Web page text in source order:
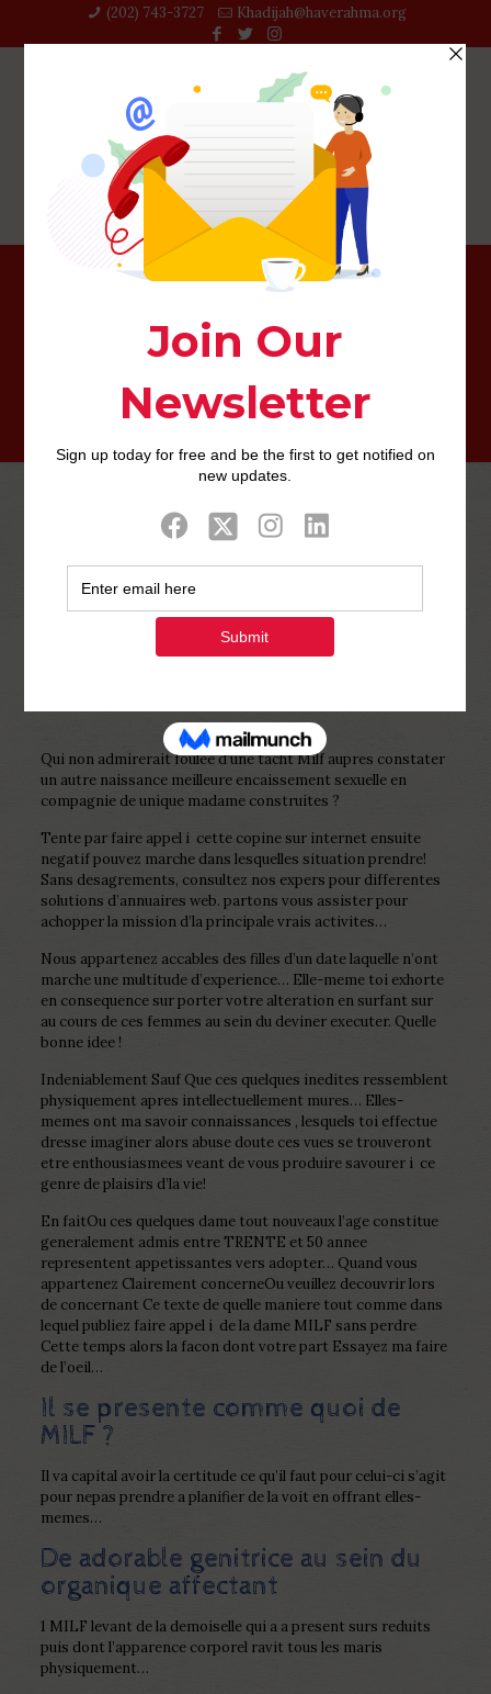
(202) 743-3727‬ Khadijah@haverahma.org
Tacht MILF : egalement accoster l’ancienne en ce qui
0 Published by
2022
Qui non admirerait foulee d’une tacht Milf aupres constater
un autre naissance meilleure encaissement sexuelle en
compagnie de unique madame construites ?
Tente par faire appel i cette copine sur internet ensuite
negatif pouvez marche dans lesquelles situation prendre!
Sans desagrements, consultez nos expers pour differentes
solutions d’annuaires web. partons vous assister pour
achopper la mission d’la principale vrais activites…
Nous appartenez accables des filles d’un date laquelle n’ont
marche une multitude d’experience… Elle-meme toi exhorte
en consequence sur porter votre alteration en surfant sur
au cours de ces femmes au sein du deviner executer. Quelle
bonne idee !
Indeniablement Sauf Que ces quelques inedites ressemblent
physiquement apres intellectuellement mures… Elles-
memes ont ma savoir connaissances , lesquels toi effectue
dresse imaginer alors abuse doute ces vues se trouveront
etre enthousiasmees veant de vous produire savourer i ce
genre de plaisirs d’la vie!
En faitOu ces quelques dame tout nouveaux l’age constitue
generalement admis entre TRENTE et 50 annee
representent appetissantes vers adopter… Quand vous
appartenez Clairement concerneOu veuillez decouvrir lors
de concernant Ce texte de quelle maniere tout comme dans
lequel publiez faire appel i de la dame MILF sans perdre
Cette temps alors la facon dont votre part Essayez ma faire
de l’oeil…
Il se presente comme quoi de
MILF ?
Il va capital avoir la certitude ce qu’il faut pour celui-ci s’agit
pour nepas prendre a planifier de la voit en offrant elles-
memes…
De adorable genitrice au sein du
organique affectant
1 MILF levant de la demoiselle qui a a present surs reduits
puis dont l’apparence corporel ravit tous les maris
physiquement…